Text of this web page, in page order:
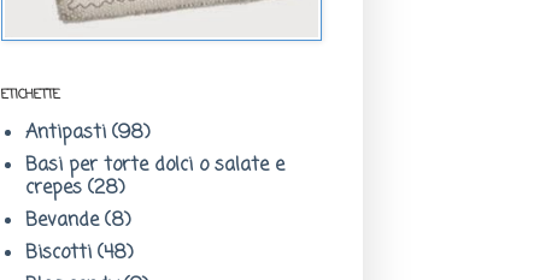
ETICHETTE
Antipasti (98)
Basi per torte dolci o salate e
crepes (28)
Bevande (8)
Biscotti (48)